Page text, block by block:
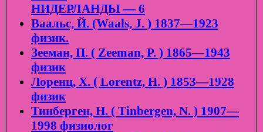
НИДЕРЛАНДЫ — 6
Ваальс, Й. (Waals, J. ) 1837—1923
физик.
Зееман, П. ( Zeeman, P. ) 1865—1943
физик
Лоренц, Х. ( Lorentz, H. ) 1853—1928
физик
Тинберген, Н. ( Tinbergen, N. ) 1907—
1998 физиолог